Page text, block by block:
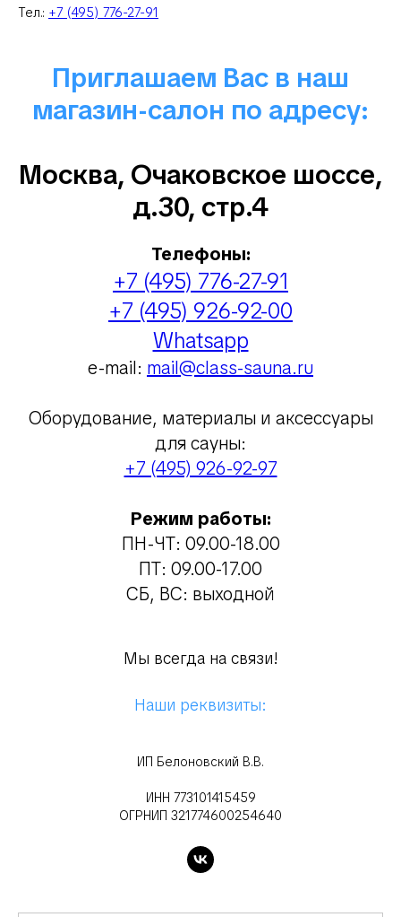
Тел.: +7 (495) 776-27-91
Приглашаем Вас в наш
магазин-салон по адресу:
Москва, Очаковское шоссе,
д.30, стр.4
Телефоны:
+7 (495) 776-27-91
+7 (495) 926-92-00
Whatsapp
e-mail: mail@class-sauna.ru
Оборудование, материалы и аксессуары
для сауны:
+7 (495) 926-92-97
Режим работы:
ПН-ЧТ: 09.00-18.00
ПТ: 09.00-17.00
СБ, ВС: выходной
Мы всегда на связи!
Наши реквизиты:
ИП Белоновский В.В.
ИНН 773101415459
ОГРНИП 321774600254640